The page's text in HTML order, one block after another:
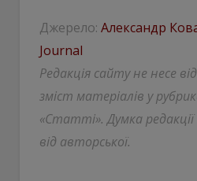
Джерело: Александр
Journal
Редакція сайту не несе
зміст матеріалів у
«Статті». Думка
від авторської.